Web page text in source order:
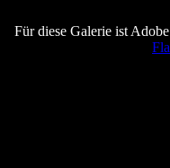
Für diese Galerie ist